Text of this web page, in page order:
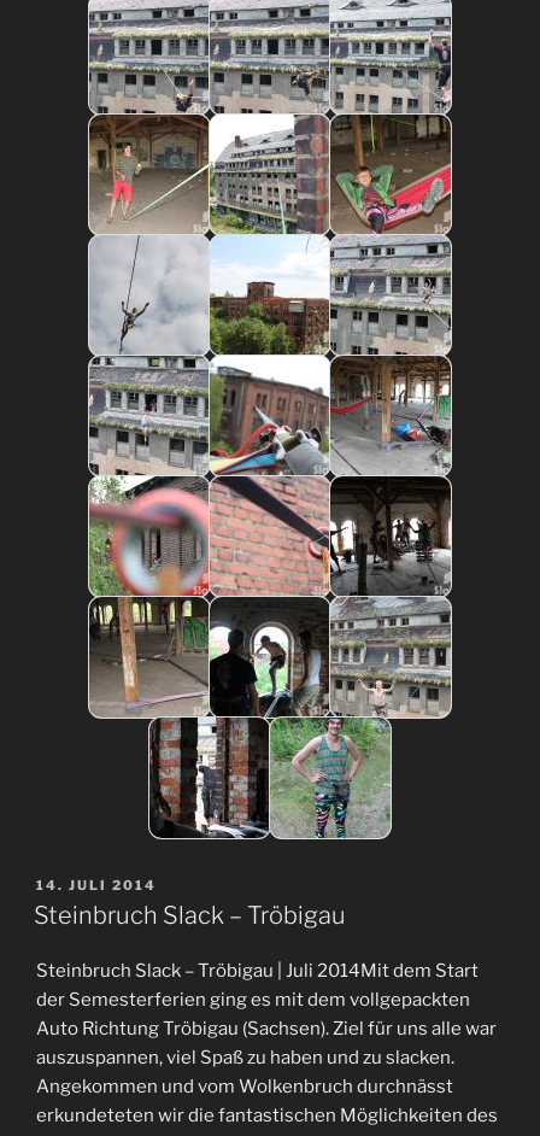
VERÖFFENTLICHT
AM
14. JULI 2014
Steinbruch Slack – Tröbigau
Steinbruch Slack – Tröbigau | Juli 2014Mit dem Start
der Semesterferien ging es mit dem vollgepackten
Auto Richtung Tröbigau (Sachsen). Ziel für uns alle war
auszuspannen, viel Spaß zu haben und zu slacken.
Angekommen und vom Wolkenbruch durchnässt
erkundeteten wir die fantastischen Möglichkeiten des